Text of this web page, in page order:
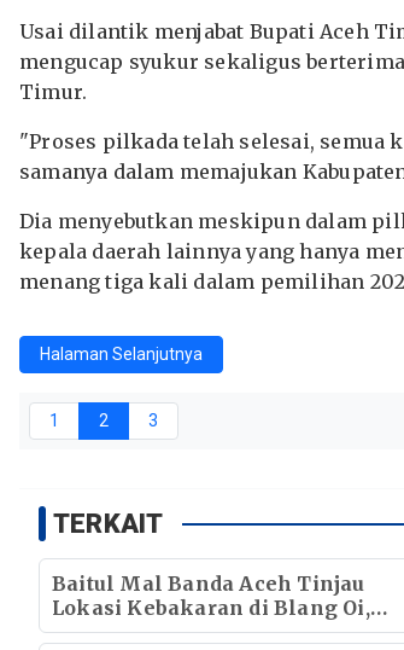
Usai dilantik menjabat Bupati Aceh
mengucap syukur sekaligus
Timur.
"Proses pilkada telah selesai, semua
samanya dalam memajukan
Dia menyebutkan meskipun dalam
kepala daerah lainnya yang hanya
menang tiga kali dalam pemilihan
Halaman Selanjutnya
1 2 3
TERKAIT
Baitul Mal Banda Aceh Tinjau
Lokasi Kebakaran di Blang Oi,
Pastikan Korban Mendapat